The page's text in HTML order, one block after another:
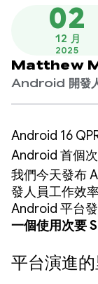
02
12 月
2025
Matthew
Android 開發人
Android 16
Android 首個
我們今天發布
發人員工作效
Android 平台
一個使用次要
平台演進